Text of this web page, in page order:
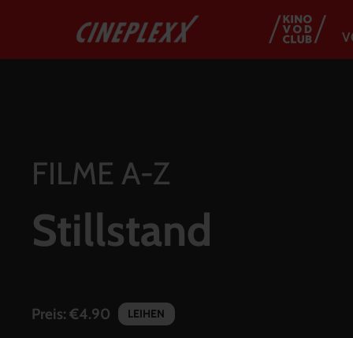
FILME A-Z
Stillstand
Preis: €4.90 LEIHEN